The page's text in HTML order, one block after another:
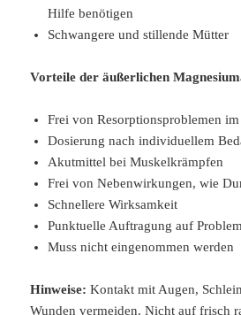
Hilfe benötigen
Schwangere und stillende Mütter
Vorteile der äußerlichen
Frei von Resorptionsproblemen
Dosierung nach individuellem
Akutmittel bei Muskelkrämpfen
Frei von Nebenwirkungen, wie
Schnellere Wirksamkeit
Punktuelle Auftragung auf
Muss nicht eingenommen werden
Hinweise:Kontakt mit Augen,
Wunden vermeiden. Nicht auf frisch